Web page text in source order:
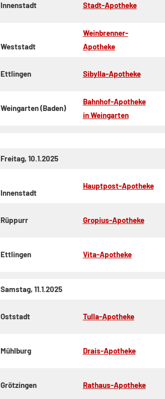
Innenstadt Stadt-Apotheke
Weststadt
Weinbrenner-
Apotheke
Ettlingen Sibylla-Apotheke
Weingarten (Baden)
Bahnhof-Apotheke
in Weingarten
Freitag, 10.1.2025
Innenstadt
Hauptpost-Apotheke
Rüppurr Gropius-Apotheke
Ettlingen Vita-Apotheke
Samstag, 11.1.2025
Oststadt Tulla-Apotheke
Mühlburg Drais-Apotheke
Grötzingen Rathaus-Apotheke